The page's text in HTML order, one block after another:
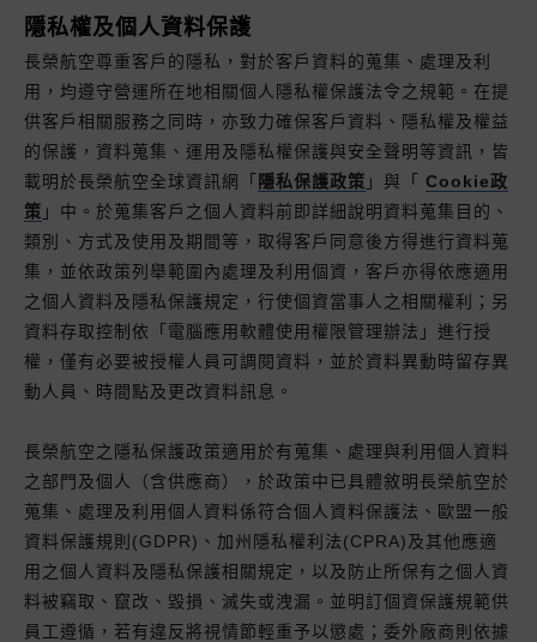
隱私權及個人資料保護
長榮航空尊重客戶的隱私，對於客戶資料的蒐集、處理及利
用，均遵守營運所在地相關個人隱私權保護法令之規範。在提
供客戶相關服務之同時，亦致力確保客戶資料、隱私權及權益
的保護，資料蒐集、運用及隱私權保護與安全聲明等資訊，皆
載明於長榮航空全球資訊網「 隱私保護政策 」與「 Cookie政
策 」中。於蒐集客戶之個人資料前即詳細說明資料蒐集目的、
類別、方式及使用及期間等，取得客戶同意後方得進行資料蒐
集，並依政策列舉範圍內處理及利用個資，客戶亦得依應適用
之個人資料及隱私保護規定，行使個資當事人之相關權利；另
資料存取控制依「電腦應用軟體使用權限管理辦法」進行授
權，僅有必要被授權人員可調閱資料，並於資料異動時留存異
動人員、時間點及更改資料訊息。
長榮航空之隱私保護政策適用於有蒐集、處理與利用個人資料
之部門及個人（含供應商），於政策中已具體敘明長榮航空於
蒐集、處理及利用個人資料係符合個人資料保護法、歐盟一般
資料保護規則(GDPR)、加州隱私權利法(CPRA)及其他應適
用之個人資料及隱私保護相關規定，以及防止所保有之個人資
料被竊取、竄改、毀損、滅失或洩漏。並明訂個資保護規範供
員工遵循，若有違反將視情節輕重予以懲處；委外廠商則依據